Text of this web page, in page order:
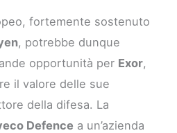
fortemente sostenuto
, potrebbe dunque
opportunità per Exor,
il valore delle sue
della difesa. La
Defence a un’azienda